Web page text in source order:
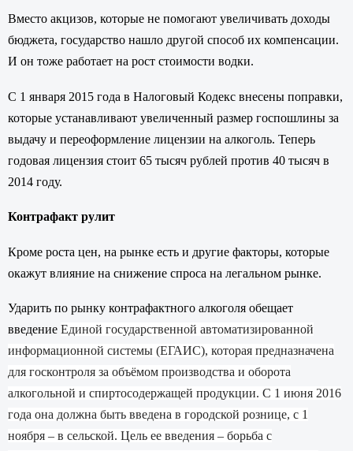
Вместо акцизов, которые не помогают увеличивать доходы
бюджета, государство нашло другой способ их компенсации.
И он тоже работает на рост стоимости водки.
С 1 января 2015 года в Налоговый Кодекс внесены поправки,
которые устанавливают увеличенный размер госпошлины за
выдачу и переоформление лицензии на алкоголь. Теперь
годовая лицензия стоит 65 тысяч рублей против 40 тысяч в
2014 году.
Контрафакт рулит
Кроме роста цен, на рынке есть и другие факторы, которые
окажут влияние на снижение спроса на легальном рынке.
Ударить по рынку контрафактного алкоголя обещает
введение Единой государственной автоматизированной
информационной системы (ЕГАИС), которая предназначена
для госконтроля за объёмом производства и оборота
алкогольной и спиртосодержащей продукции. С 1 июня 2016
года она должна быть введена в городской рознице, с 1
ноября – в сельской. Цель ее введения – борьба с